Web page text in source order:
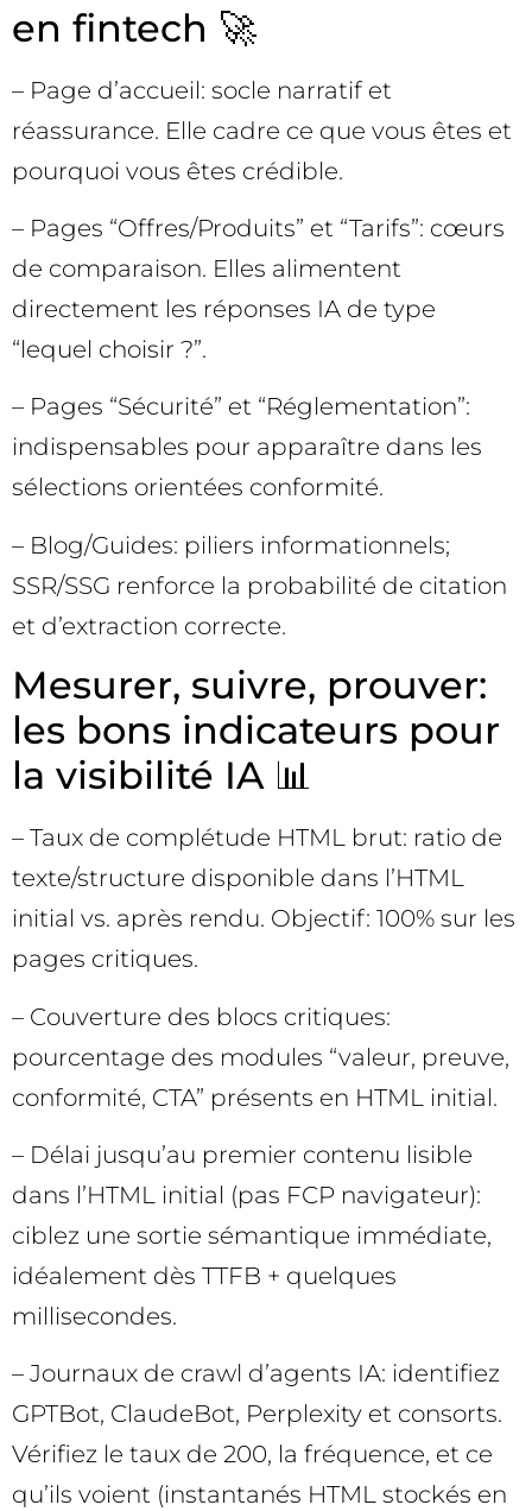
en fintech 🚀
– Page d’accueil: socle narratif et
réassurance. Elle cadre ce que vous êtes et
pourquoi vous êtes crédible.
– Pages “Offres/Produits” et “Tarifs”: cœurs
de comparaison. Elles alimentent
directement les réponses IA de type
“lequel choisir ?”.
– Pages “Sécurité” et “Réglementation”:
indispensables pour apparaître dans les
sélections orientées conformité.
– Blog/Guides: piliers informationnels;
SSR/SSG renforce la probabilité de citation
et d’extraction correcte.
Mesurer, suivre, prouver:
les bons indicateurs pour
la visibilité IA 📊
– Taux de complétude HTML brut: ratio de
texte/structure disponible dans l’HTML
initial vs. après rendu. Objectif: 100% sur les
pages critiques.
– Couverture des blocs critiques:
pourcentage des modules “valeur, preuve,
conformité, CTA” présents en HTML initial.
– Délai jusqu’au premier contenu lisible
dans l’HTML initial (pas FCP navigateur):
ciblez une sortie sémantique immédiate,
idéalement dès TTFB + quelques
millisecondes.
– Journaux de crawl d’agents IA: identifiez
GPTBot, ClaudeBot, Perplexity et consorts.
Vérifiez le taux de 200, la fréquence, et ce
qu’ils voient (instantanés HTML stockés en